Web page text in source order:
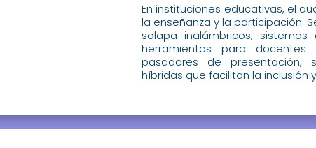
En instituciones educativas, el
la enseñanza y la participación.
solapa inalámbricos,
herramientas para
pasadores de presentación,
híbridas que facilitan la inclusión